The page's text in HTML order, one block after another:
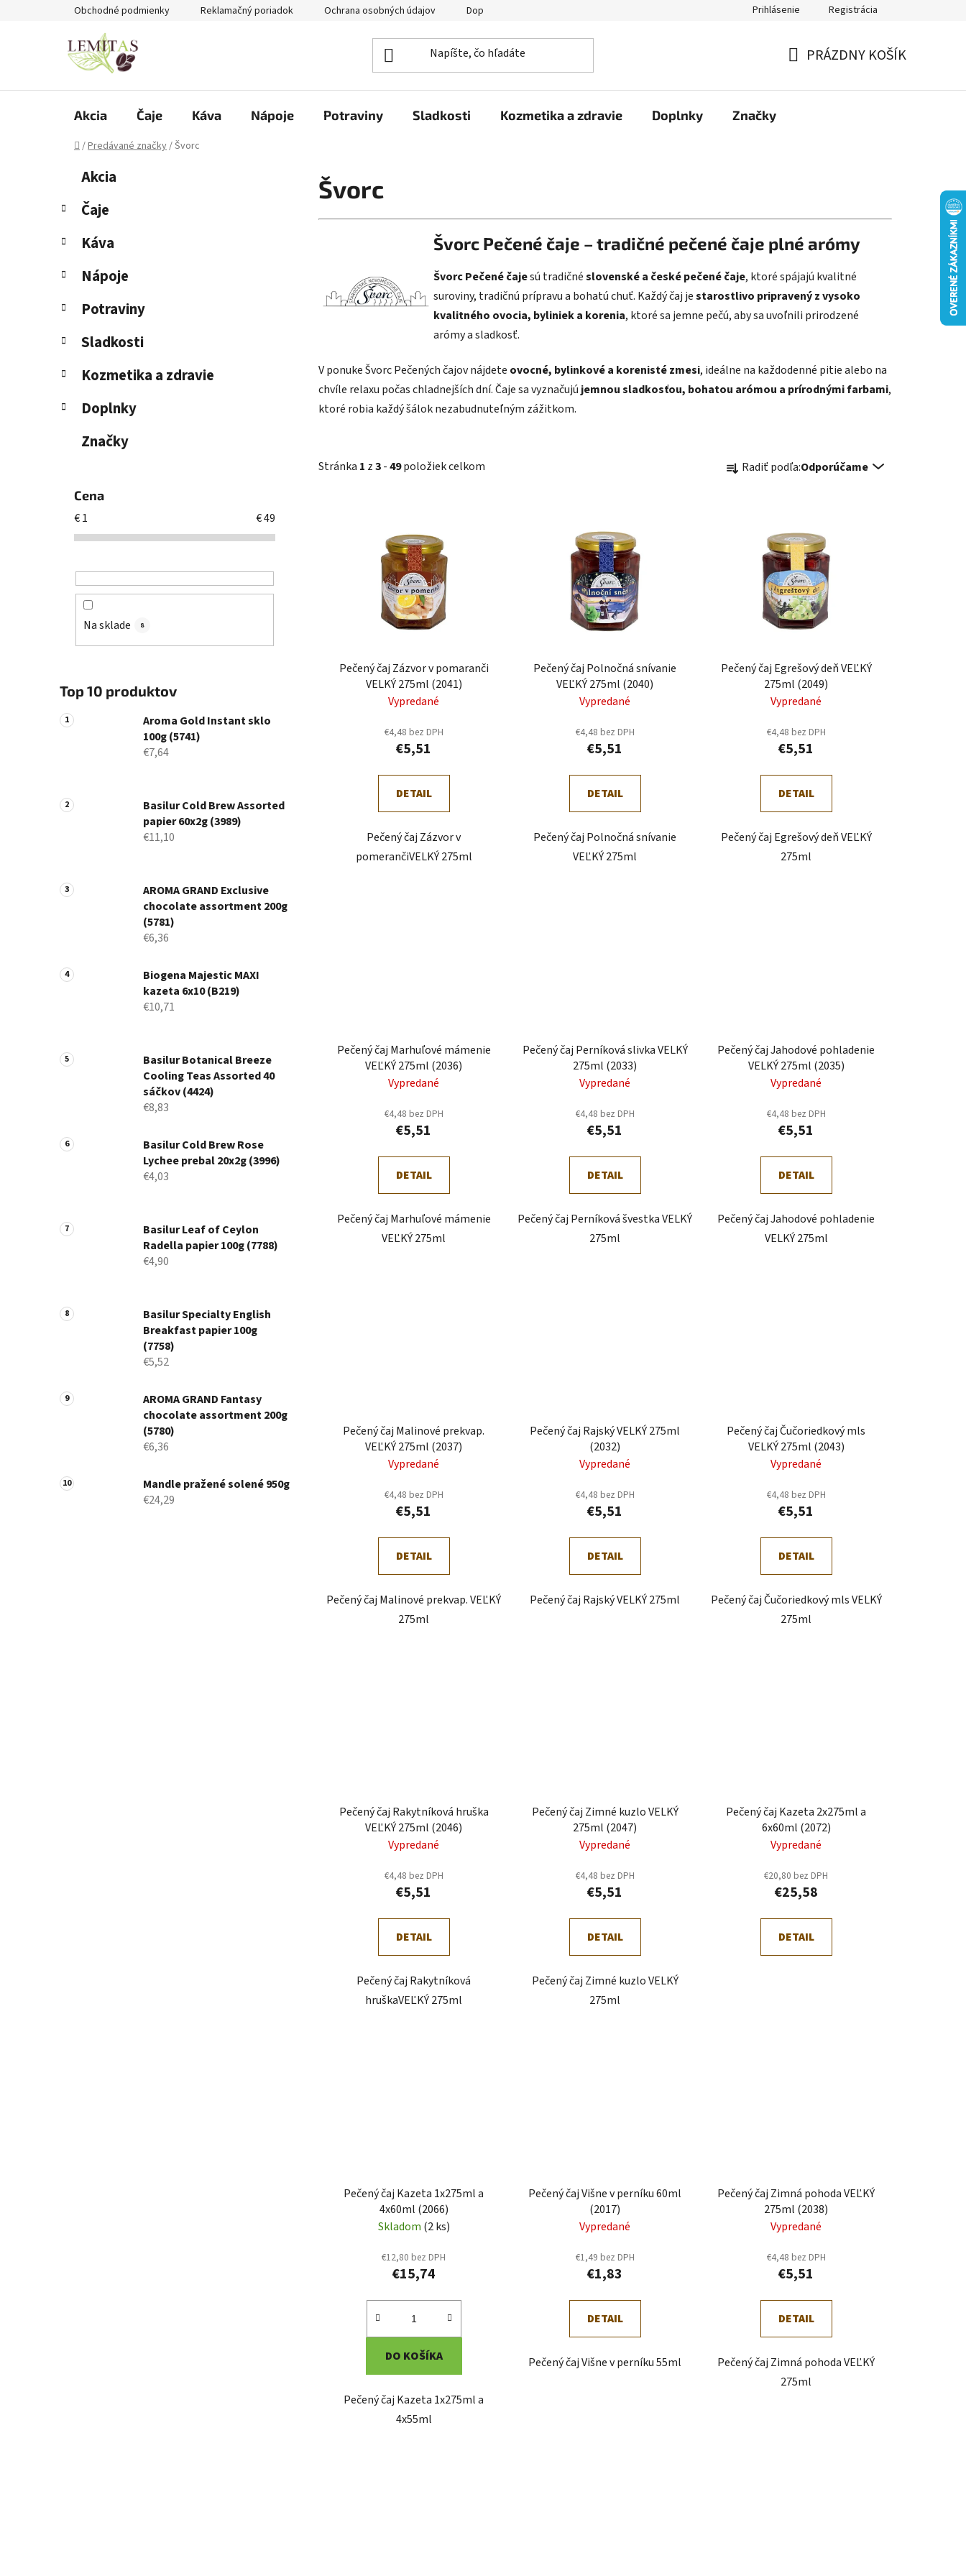
Obchodné podmienky Reklamačný poriadok Ochrana osobných údajov Doprava a platba Prihlásenie Registrácia
PRÁZDNY KOŠÍK
Akcia Čaje Káva Nápoje Potraviny Sladkosti Kozmetika a zdravie Doplnky Značky
Domov
/Predávané značky/Švorc
č
ý
a
n
l
Preskočiť
kategórie
e
ó
i
Akcia
Čaje
Káva
Nápoje
Potraviny
Sladkosti
Kozmetika a zdravie
Doplnky
Značky
Cena
€1 €49
Na sklade 8
Top 10 produktov
Aroma Gold Instant sklo
100g (5741)
€7,64
Basilur Cold Brew Assorted
papier 60x2g (3989)
€11,10
AROMA GRAND Exclusive
chocolate assortment 200g
(5781)
€6,36
Biogena Majestic MAXI
kazeta 6x10 (B219)
€10,71
Basilur Botanical Breeze
Cooling Teas Assorted 40
sáčkov (4424)
€8,83
Basilur Cold Brew Rose
Lychee prebal 20x2g (3996)
€4,03
Basilur Leaf of Ceylon
Radella papier 100g (7788)
€4,90
Basilur Specialty English
Breakfast papier 100g
(7758)
€5,52
AROMA GRAND Fantasy
chocolate assortment 200g
(5780)
€6,36
Mandle pražené solené 950g
€24,29
Švorc
Švorc Pečené čaje – tradičné pečené čaje plné arómy
Švorc Pečené čajesú tradičnéslovenské a české pečené čaje, ktoré spájajú kvalitné
suroviny, tradičnú prípravu a bohatú chuť. Každý čaj jestarostlivo pripravený z vysoko
kvalitného ovocia, byliniek a korenia, ktoré sa jemne pečú, aby sa uvoľnili prirodzené
arómy a sladkosť.
V ponuke Švorc Pečených čajov nájdete ovocné, bylinkové a korenisté zmesi, ideálne na každodenné pitie alebo na
chvíle relaxu počas chladnejších dní. Čaje sa vyznačujú jemnou sladkosťou, bohatou arómou a prírodnými farbami,
ktoré robia každý šálok nezabudnuteľným zážitkom.
Stránka 1 z3-49položiek celkom
a
u
Radiť podľa:Odporúčame
Pečený čaj Zázvor v pomaranči
VELKÝ 275ml (2041)
Vypredané
€4,48 bez DPH
€5,51
DETAIL
Pečený čaj Zázvor v
pomerančiVELKÝ 275ml
Pečený čaj Polnočná snívanie
VEĽKÝ 275ml (2040)
Vypredané
€4,48 bez DPH
€5,51
DETAIL
Pečený čaj Polnočná snívanie
VEĽKÝ 275ml
Pečený čaj Egrešový deň VEĽKÝ
275ml (2049)
Vypredané
€4,48 bez DPH
€5,51
DETAIL
Pečený čaj Egrešový deň VEĽKÝ
275ml
Pečený čaj Marhuľové mámenie
VEĽKÝ 275ml (2036)
Vypredané
€4,48 bez DPH
€5,51
DETAIL
Pečený čaj Marhuľové mámenie
VEĽKÝ 275ml
Pečený čaj Perníková slivka VELKÝ
275ml (2033)
Vypredané
€4,48 bez DPH
€5,51
DETAIL
Pečený čaj Perníková švestka VELKÝ
275ml
Pečený čaj Jahodové pohladenie
VELKÝ 275ml (2035)
Vypredané
€4,48 bez DPH
€5,51
DETAIL
Pečený čaj Jahodové pohladenie
VELKÝ 275ml
Pečený čaj Malinové prekvap.
VEĽKÝ 275ml (2037)
Vypredané
€4,48 bez DPH
€5,51
DETAIL
Pečený čaj Malinové prekvap. VEĽKÝ
275ml
Pečený čaj Rajský VELKÝ 275ml
(2032)
Vypredané
€4,48 bez DPH
€5,51
DETAIL
Pečený čaj Rajský VELKÝ 275ml
Pečený čaj Čučoriedkový mls
VELKÝ 275ml (2043)
Vypredané
€4,48 bez DPH
€5,51
DETAIL
Pečený čaj Čučoriedkový mls VELKÝ
275ml
Pečený čaj Rakytníková hruška
VEĽKÝ 275ml (2046)
Vypredané
€4,48 bez DPH
€5,51
DETAIL
Pečený čaj Rakytníková
hruškaVEĽKÝ 275ml
Pečený čaj Zimné kuzlo VELKÝ
275ml (2047)
Vypredané
€4,48 bez DPH
€5,51
DETAIL
Pečený čaj Zimné kuzlo VELKÝ
275ml
Pečený čaj Kazeta 2x275ml a
6x60ml (2072)
Vypredané
€20,80 bez DPH
€25,58
DETAIL
Pečený čaj Kazeta 1x275ml a
4x60ml (2066)
Skladom (2 ks)
€12,80 bez DPH
€15,74
DO KOŠÍKA
Pečený čaj Kazeta 1x275ml a
4x55ml
Pečený čaj Višne v perníku 60ml
(2017)
Vypredané
€1,49 bez DPH
€1,83
DETAIL
Pečený čaj Višne v perníku 55ml
Pečený čaj Zimná pohoda VEĽKÝ
275ml (2038)
Vypredané
€4,48 bez DPH
€5,51
DETAIL
Pečený čaj Zimná pohoda VEĽKÝ
275ml